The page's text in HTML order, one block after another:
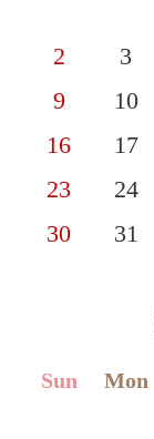
2 3
9 10
16 17
23 24
30 31
Sun Mon